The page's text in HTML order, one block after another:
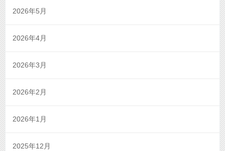
2026年5月
2026年4月
2026年3月
2026年2月
2026年1月
2025年12月